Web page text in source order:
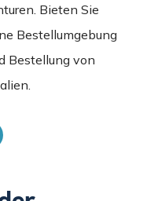
Bieten Sie
Bestellumgebung
Bestellung von